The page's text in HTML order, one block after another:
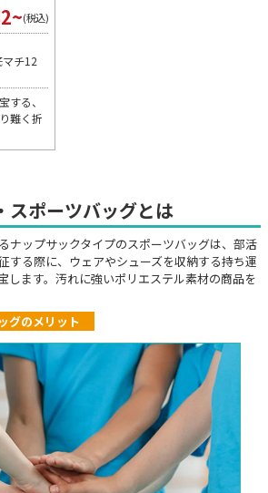
(税込)
チ12
する、
難く折
スポーツバッグとは
ナップサックタイプのスポーツバッグは、部活
する際に、ウェアやシューズを収納する持ち運
します。汚れに強いポリエステル素材の商品を
グのメリット